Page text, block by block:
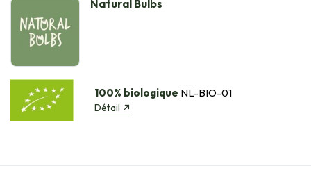
Natural Bulbs
100% biologique NL-BIO-01
Détail